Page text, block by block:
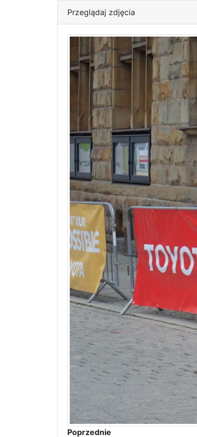
Przeglądaj zdjęcia
Poprzednie